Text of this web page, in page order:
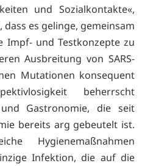
und Sozialkontakte«,
es gelinge, gemeinsam
Impf- und Testkonzepte zu
Ausbreitung von SARS-
Mutationen konsequent
beherrscht
Gastronomie, die seit
bereits arg gebeutelt ist.
Hygienemaßnahmen
Infektion, die auf die